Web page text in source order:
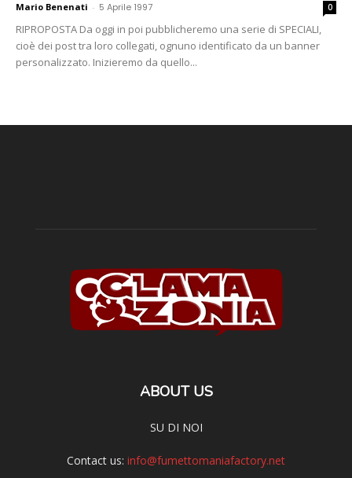
Mario Benenati - 5 Aprile 1997 0
RIPROPOSTA Da oggi in poi pubblicheremo una serie di SPECIALI,
cioè dei post tra loro collegati, ognuno identificato da un banner
personalizzato. Inizieremo da quello...
ABOUT US
SU DI NOI
Contact us: info@fumettomaniafactory.net